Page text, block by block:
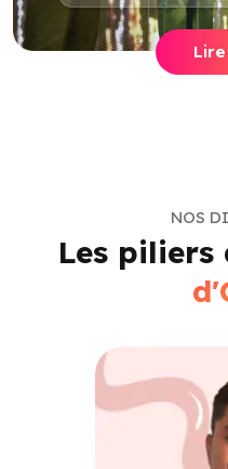
NOS
Les piliers